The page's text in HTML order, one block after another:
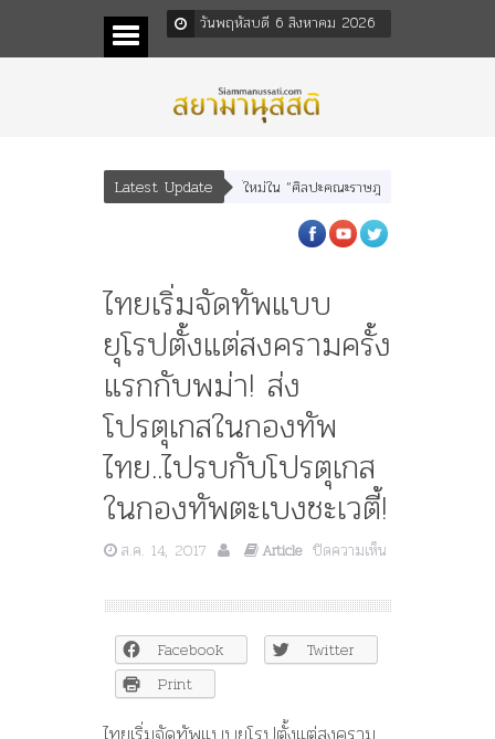
วันพฤหัสบดี 6 สิงหาคม 2026
Latest Update
ละ “เทพีรัฐธรรมนูญ” เทพองค์ใหม่ใน “ศิลปะคณะราษฎร” พระราชมารดา ผู้ทรงปิด
ไทยเริ่มจัดทัพแบบ
ยุโรปตั้งแต่สงครามครั้ง
แรกกับพม่า! ส่ง
โปรตุเกสในกองทัพ
ไทย..ไปรบกับโปรตุเกส
ในกองทัพตะเบงชะเวตี้!
ส.ค. 14, 2017 Article ปิดความเห็น
ไทย
เริ่ม
จัด
ทัพ
แบบ
ยุโรป
ตั้งแต่
Facebook
Twitter
Print